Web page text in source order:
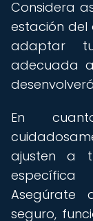
Considera
estación
adaptar
adecuada
En
ajusten a
Asegúrate
seguro,